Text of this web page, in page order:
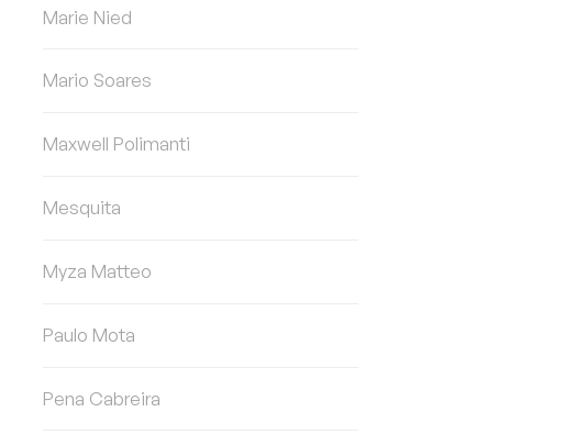
Marie Nied
Mario Soares
Maxwell Polimanti
Mesquita
Myza Matteo
Paulo Mota
Pena Cabreira